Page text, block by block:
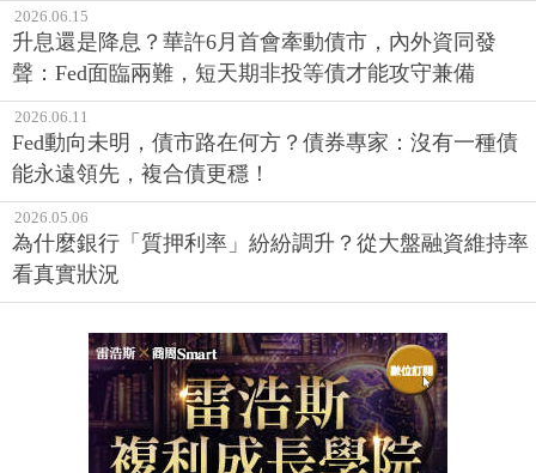
2026.06.15
升息還是降息？華許6月首會牽動債市，內外資同發
聲：Fed面臨兩難，短天期非投等債才能攻守兼備
2026.06.11
Fed動向未明，債市路在何方？債券專家：沒有一種債
能永遠領先，複合債更穩！
2026.05.06
為什麼銀行「質押利率」紛紛調升？從大盤融資維持率
看真實狀況